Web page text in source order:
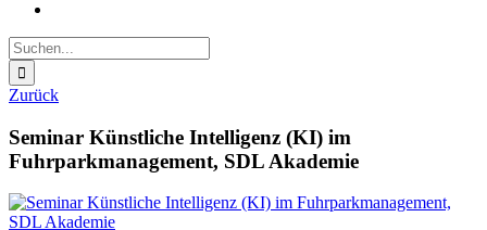
Suche
nach:
Zurück
Seminar Künstliche Intelligenz (KI) im
Fuhrparkmanagement, SDL Akademie